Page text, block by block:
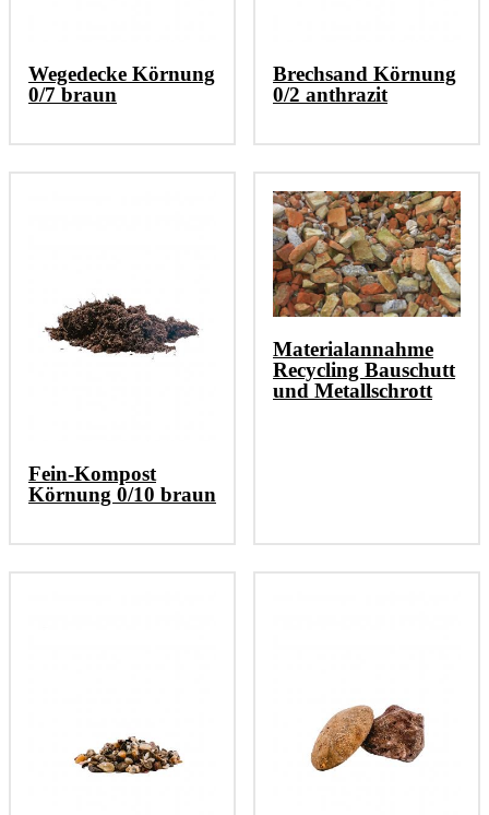
Wegedecke Körnung
0/7 braun
Brechsand Körnung
0/2 anthrazit
Fein-Kompost
Körnung 0/10 braun
Materialannahme
Recycling Bauschutt
und Metallschrott